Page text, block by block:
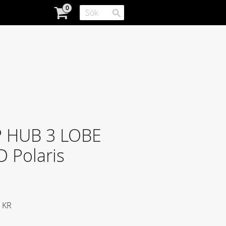
HUB 3 LOBE
Polaris
pris:
KR
pris: